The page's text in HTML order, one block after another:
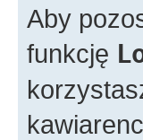
Aby
funkcję